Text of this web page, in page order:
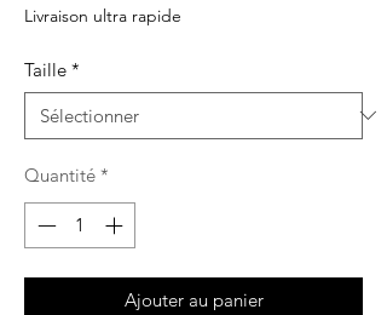
original
Livraison ultra rapide
Taille *
Quantité *
Ajouter au panier